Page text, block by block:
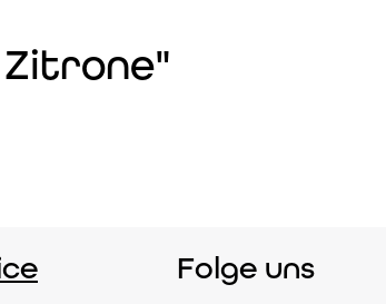
Folge uns